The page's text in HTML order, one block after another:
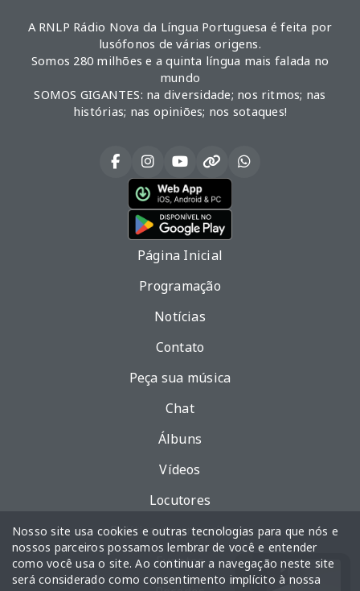
A RNLP Rádio Nova da Língua Portuguesa é feita por
lusófonos de várias origens.
Somos 280 milhões e a quinta língua mais falada no
mundo
SOMOS GIGANTES: na diversidade; nos ritmos; nas
histórias; nas opiniões; nos sotaques!
Página Inicial
Programação
Notícias
Contato
Peça sua música
Chat
Álbuns
Vídeos
Locutores
Política de privacidade
Eventos
Nosso site usa cookies e outras tecnologias para que nós e
nossos parceiros possamos lembrar de você e entender
como você usa o site. Ao continuar a navegação neste site
será considerado como consentimento implícito à nossa